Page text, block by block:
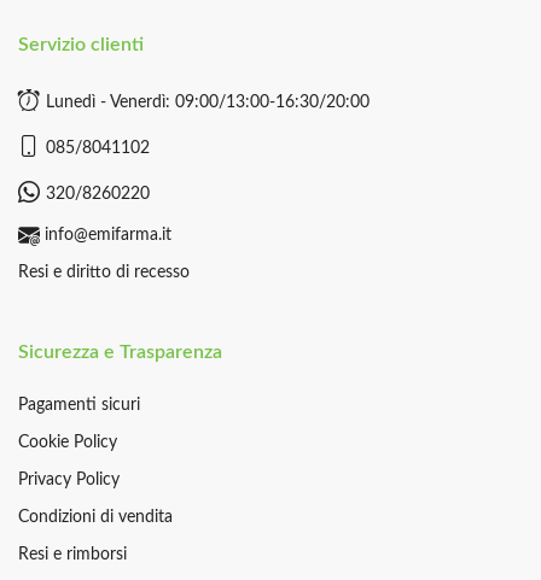
Servizio clienti
Lunedì - Venerdì: 09:00/13:00-16:30/20:00
085/8041102
320/8260220
info@emifarma.it
Resi e diritto di recesso
Sicurezza e Trasparenza
Pagamenti sicuri
Cookie Policy
Privacy Policy
Condizioni di vendita
Resi e rimborsi